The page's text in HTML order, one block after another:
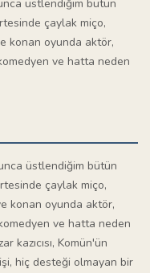
üstlendiğim bütün
çaylak miço,
konan oyunda aktör,
ve hatta neden
üstlendiğim bütün
çaylak miço,
konan oyunda aktör,
ve hatta neden
kazıcısı, Komün'ün
hiç desteği olmayan bir